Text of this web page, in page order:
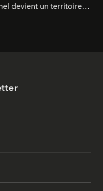
devient un territoire
Diamantine en
pour l’inscrire dans